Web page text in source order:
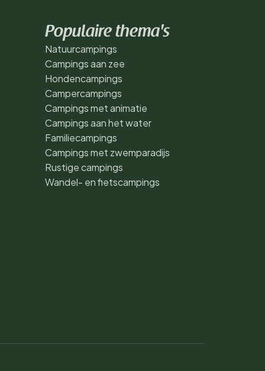
Populaire thema's
Natuurcampings
Campings aan zee
Hondencampings
Campercampings
Campings met animatie
Campings aan het water
Familiecampings
Campings met zwemparadijs
Rustige campings
Wandel- en fietscampings